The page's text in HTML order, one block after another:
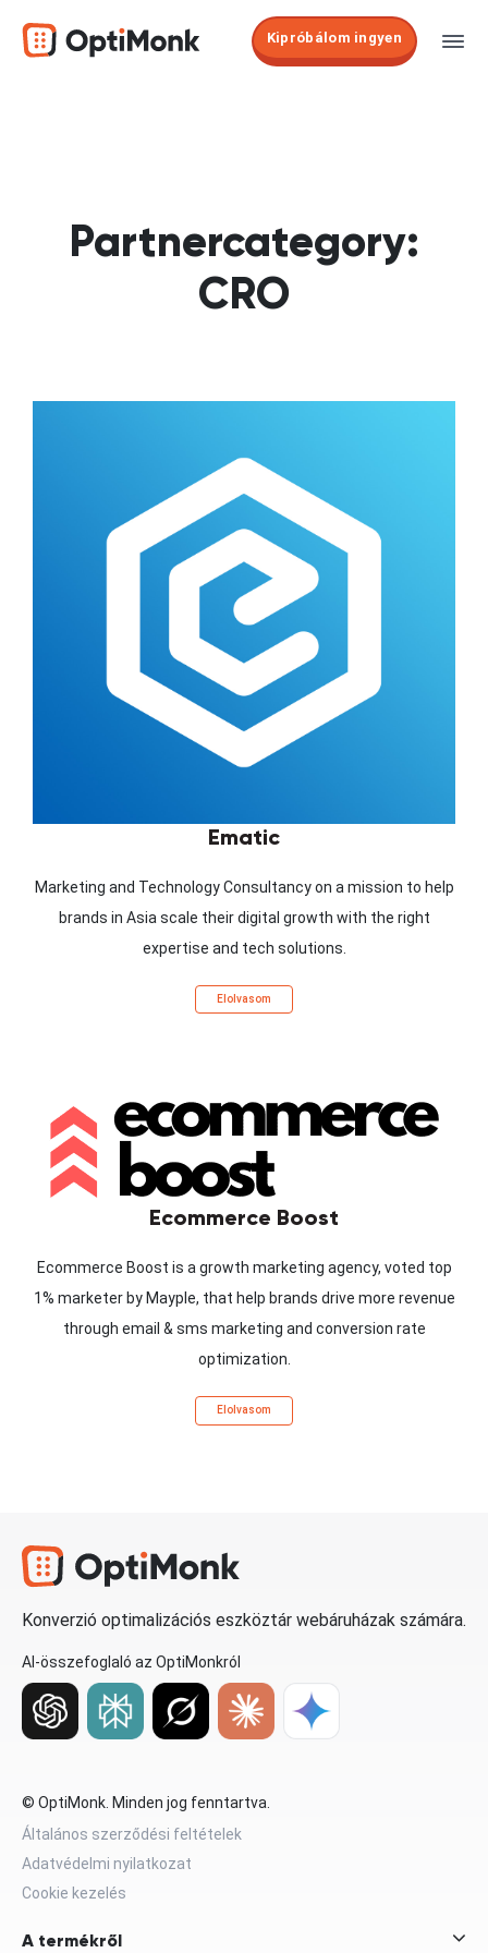
Kipróbálom ingyen
Partnercategory:
CRO
Ematic
Marketing and Technology Consultancy on a mission to help
brands in Asia scale their digital growth with the right
expertise and tech solutions.
Elolvasom
Ecommerce Boost
Ecommerce Boost is a growth marketing agency, voted top
1% marketer by Mayple, that help brands drive more revenue
through email & sms marketing and conversion rate
optimization.
Elolvasom
Konverzió optimalizációs eszköztár webáruházak számára.
AI-összefoglaló az OptiMonkról
© OptiMonk. Minden jog fenntartva.
Általános szerződési feltételek
Adatvédelmi nyilatkozat
Cookie kezelés
A termékről